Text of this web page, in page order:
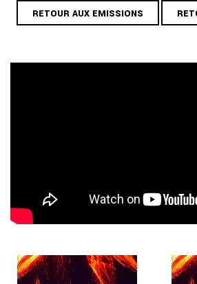
RETOUR AUX EMISSIONS